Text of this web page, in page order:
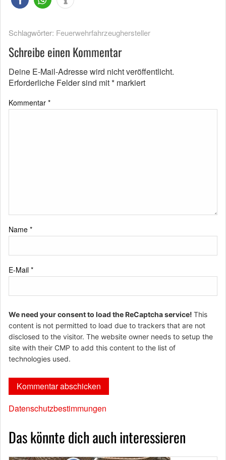
Schlagwörter: Feuerwehrfahrzeughersteller
Schreibe einen Kommentar
Deine E-Mail-Adresse wird nicht veröffentlicht.
Erforderliche Felder sind mit* markiert
Kommentar *
Name *
E-Mail *
We need your consent to load the ReCaptcha service! This
content is not permitted to load due to trackers that are not
disclosed to the visitor. The website owner needs to setup the
site with their CMP to add this content to the list of
technologies used.
Datenschutzbestimmungen
Das könnte dich auch interessieren